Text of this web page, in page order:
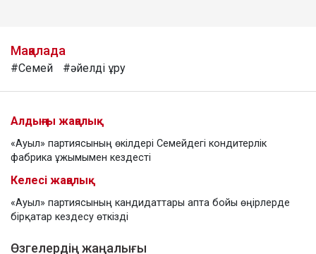
Мақалада
#Семей #әйелді ұру
Алдыңғы жаңалық
«Ауыл» партиясының өкілдері Семейдегі кондитерлік
фабрика ұжымымен кездесті
Келесі жаңалық
«Ауыл» партиясының кандидаттары апта бойы өңірлерде
бірқатар кездесу өткізді